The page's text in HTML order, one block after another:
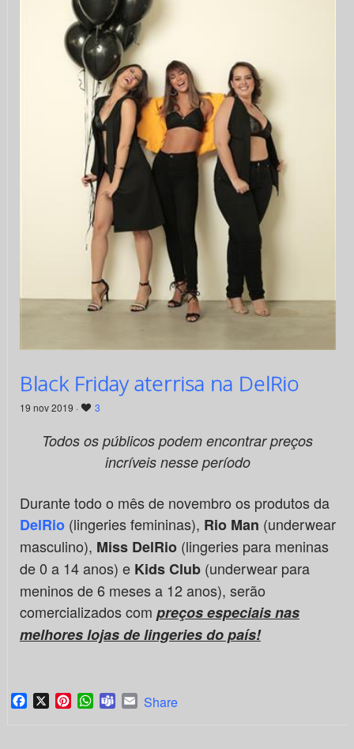
Black Friday aterrisa na DelRio
19 nov 2019 · 3
Todos os públicos podem encontrar preços
incríveis nesse período
Durante todo o mês de novembro os produtos da
DelRio (lingeries femininas), Rio Man (underwear
masculino), Miss DelRio(lingeries para meninas
de 0 a 14 anos) e Kids Club(underwear para
meninos de 6 meses a 12 anos), serão
comercializados com preços especiais nas
melhores lojas de lingeries do país!
Facebook
X PinterestWhatsApp
TeamsEmail
Share